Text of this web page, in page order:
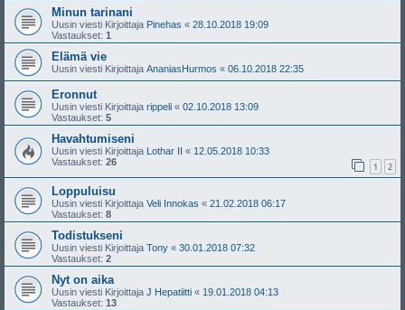
Minun tarinani
Uusin viesti Kirjoittaja Pinehas « 28.10.2018 19:09
Vastaukset: 1
Elämä vie
Uusin viesti Kirjoittaja AnaniasHurmos « 06.10.2018 22:35
Eronnut
Uusin viesti Kirjoittaja rippeli « 02.10.2018 13:09
Vastaukset: 5
Havahtumiseni
Uusin viesti Kirjoittaja Lothar II « 12.05.2018 10:33
Vastaukset: 26 1 2
Loppuluisu
Uusin viesti Kirjoittaja Veli Innokas « 21.02.2018 06:17
Vastaukset: 8
Todistukseni
Uusin viesti Kirjoittaja Tony « 30.01.2018 07:32
Vastaukset: 2
Nyt on aika
Uusin viesti Kirjoittaja J Hepatiitti « 19.01.2018 04:13
Vastaukset: 13